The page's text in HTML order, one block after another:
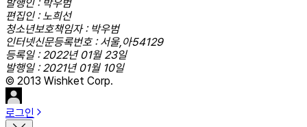
발행인 : 박우범
편집인 : 노희선
청소년보호책임자 : 박우범
인터넷신문등록번호 : 서울,아54129
등록일 : 2022년 01월 23일
발행일 : 2021년 01월 10일
© 2013 Wishket Corp.
로그인